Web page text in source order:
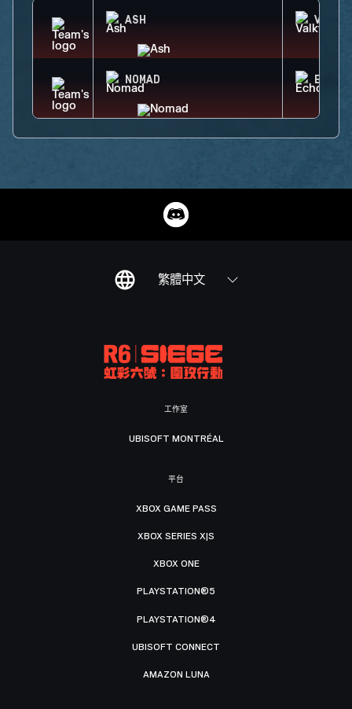
ASH
NOMAD ECHO
繁體中文
工作室
UBISOFT MONTRÉAL
平台
XBOX GAME PASS
XBOX SERIES X|S
XBOX ONE
PLAYSTATION®5
PLAYSTATION®4
UBISOFT CONNECT
AMAZON LUNA